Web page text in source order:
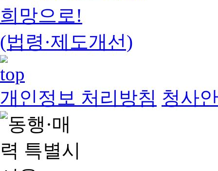
희망으로!
(법령·제도개선)
개인정보 처리방침 청사